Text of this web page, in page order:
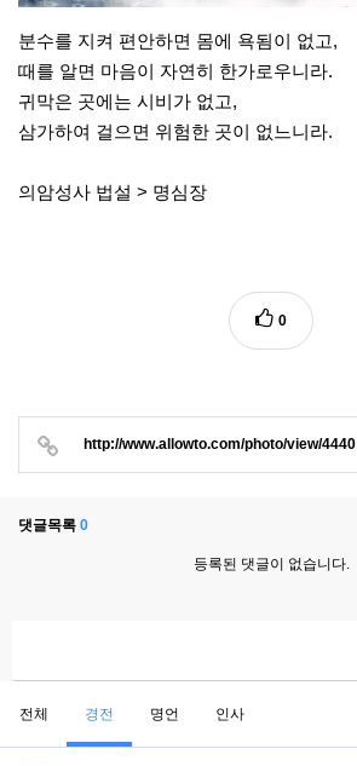
분수를 지켜 편안하면 몸에 욕됨이 없고,
때를 알면 마음이 자연히 한가로우니라.
귀막은 곳에는 시비가 없고,
삼가하여 걸으면 위험한 곳이 없느니라.
의암성사 법설 > 명심장
0
http://www.allowto.com/photo/view/4440
댓글목록 0
등록된 댓글이 없습니다.
전체 경전 명언 인사